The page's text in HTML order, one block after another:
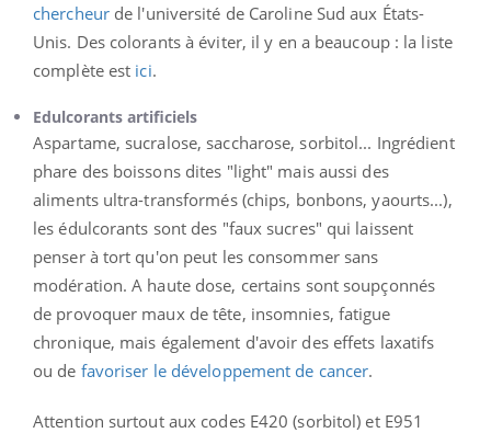
chercheurde l'université de Caroline Sud aux États-
Unis. Des colorants à éviter, il y en a beaucoup : la liste
complète est ici.
Edulcorants artificiels
Aspartame, sucralose, saccharose, sorbitol... Ingrédient
phare des boissons dites "light" mais aussi des
aliments ultra-transformés (chips, bonbons, yaourts...),
les édulcorants sont des "faux sucres" qui laissent
penser à tort qu'on peut les consommer sans
modération. A haute dose, certains sont soupçonnés
de provoquer maux de tête, insomnies, fatigue
chronique, mais également d'avoir des effets laxatifs
ou de favoriser le développement de cancer.
Attention surtout aux codes E420 (sorbitol) et E951